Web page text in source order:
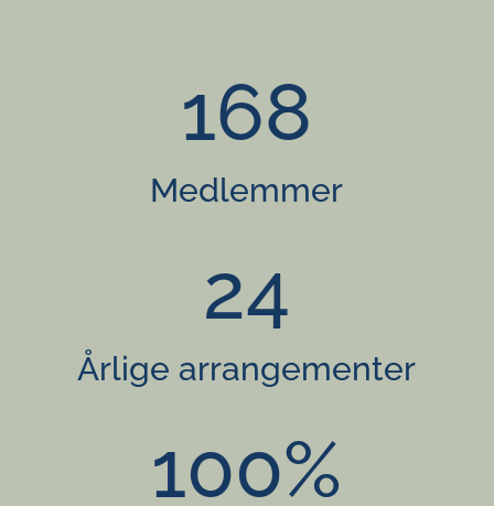
168
Medlemmer
24
Årlige arrangementer
100%